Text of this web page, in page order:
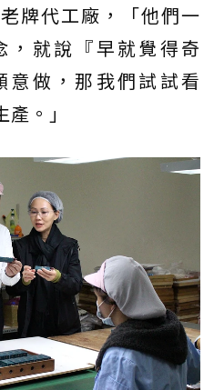
牌代工廠，「他們一
，就說『早就覺得奇
意做，那我們試試看
。」